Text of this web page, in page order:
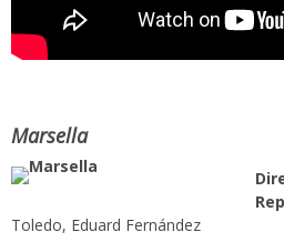
Marsella
Toledo, Eduard Fernández